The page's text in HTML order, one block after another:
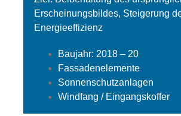
Erscheinungsbildes, Steigerung
Energieeffizienz
Baujahr: 2018 – 20
Fassadenelemente
Sonnenschutzanlagen
Windfang / Eingangskoffer